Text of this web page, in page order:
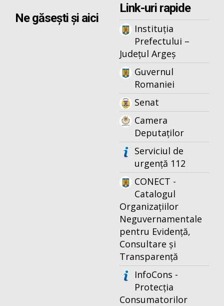
Ne găsești și aici
Link-uri rapide
Instituția
Prefectului –
Județul Argeș
Guvernul
Romaniei
Senat
Camera
Deputaților
Serviciul de
urgență 112
CONECT -
Catalogul
Organizațiilor
Neguvernamentale
pentru Evidență,
Consultare și
Transparență
InfoCons -
Protecția
Consumatorilor